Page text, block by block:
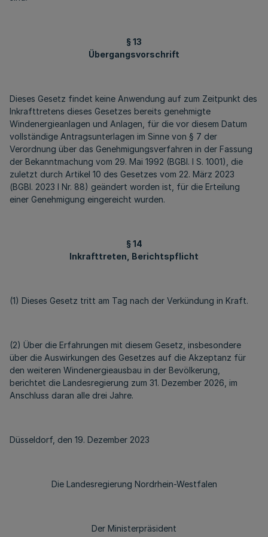
§ 13
Übergangsvorschrift
Dieses Gesetz findet keine Anwendung auf zum Zeitpunkt des
Inkrafttretens dieses Gesetzes bereits genehmigte
Windenergieanlagen und Anlagen, für die vor diesem Datum
vollständige Antragsunterlagen im Sinne von § 7 der
Verordnung über das Genehmigungsverfahren in der Fassung
der Bekanntmachung vom 29. Mai 1992 (BGBl. I S. 1001), die
zuletzt durch Artikel 10 des Gesetzes vom 22. März 2023
(BGBl. 2023 I Nr. 88) geändert worden ist, für die Erteilung
einer Genehmigung eingereicht wurden.
§ 14
Inkrafttreten, Berichtspflicht
(1) Dieses Gesetz tritt am Tag nach der Verkündung in Kraft.
(2) Über die Erfahrungen mit diesem Gesetz, insbesondere
über die Auswirkungen des Gesetzes auf die Akzeptanz für
den weiteren Windenergieausbau in der Bevölkerung,
berichtet die Landesregierung zum 31. Dezember 2026, im
Anschluss daran alle drei Jahre.
Düsseldorf, den 19. Dezember 2023
Die Landesregierung Nordrhein-Westfalen
Der Ministerpräsident